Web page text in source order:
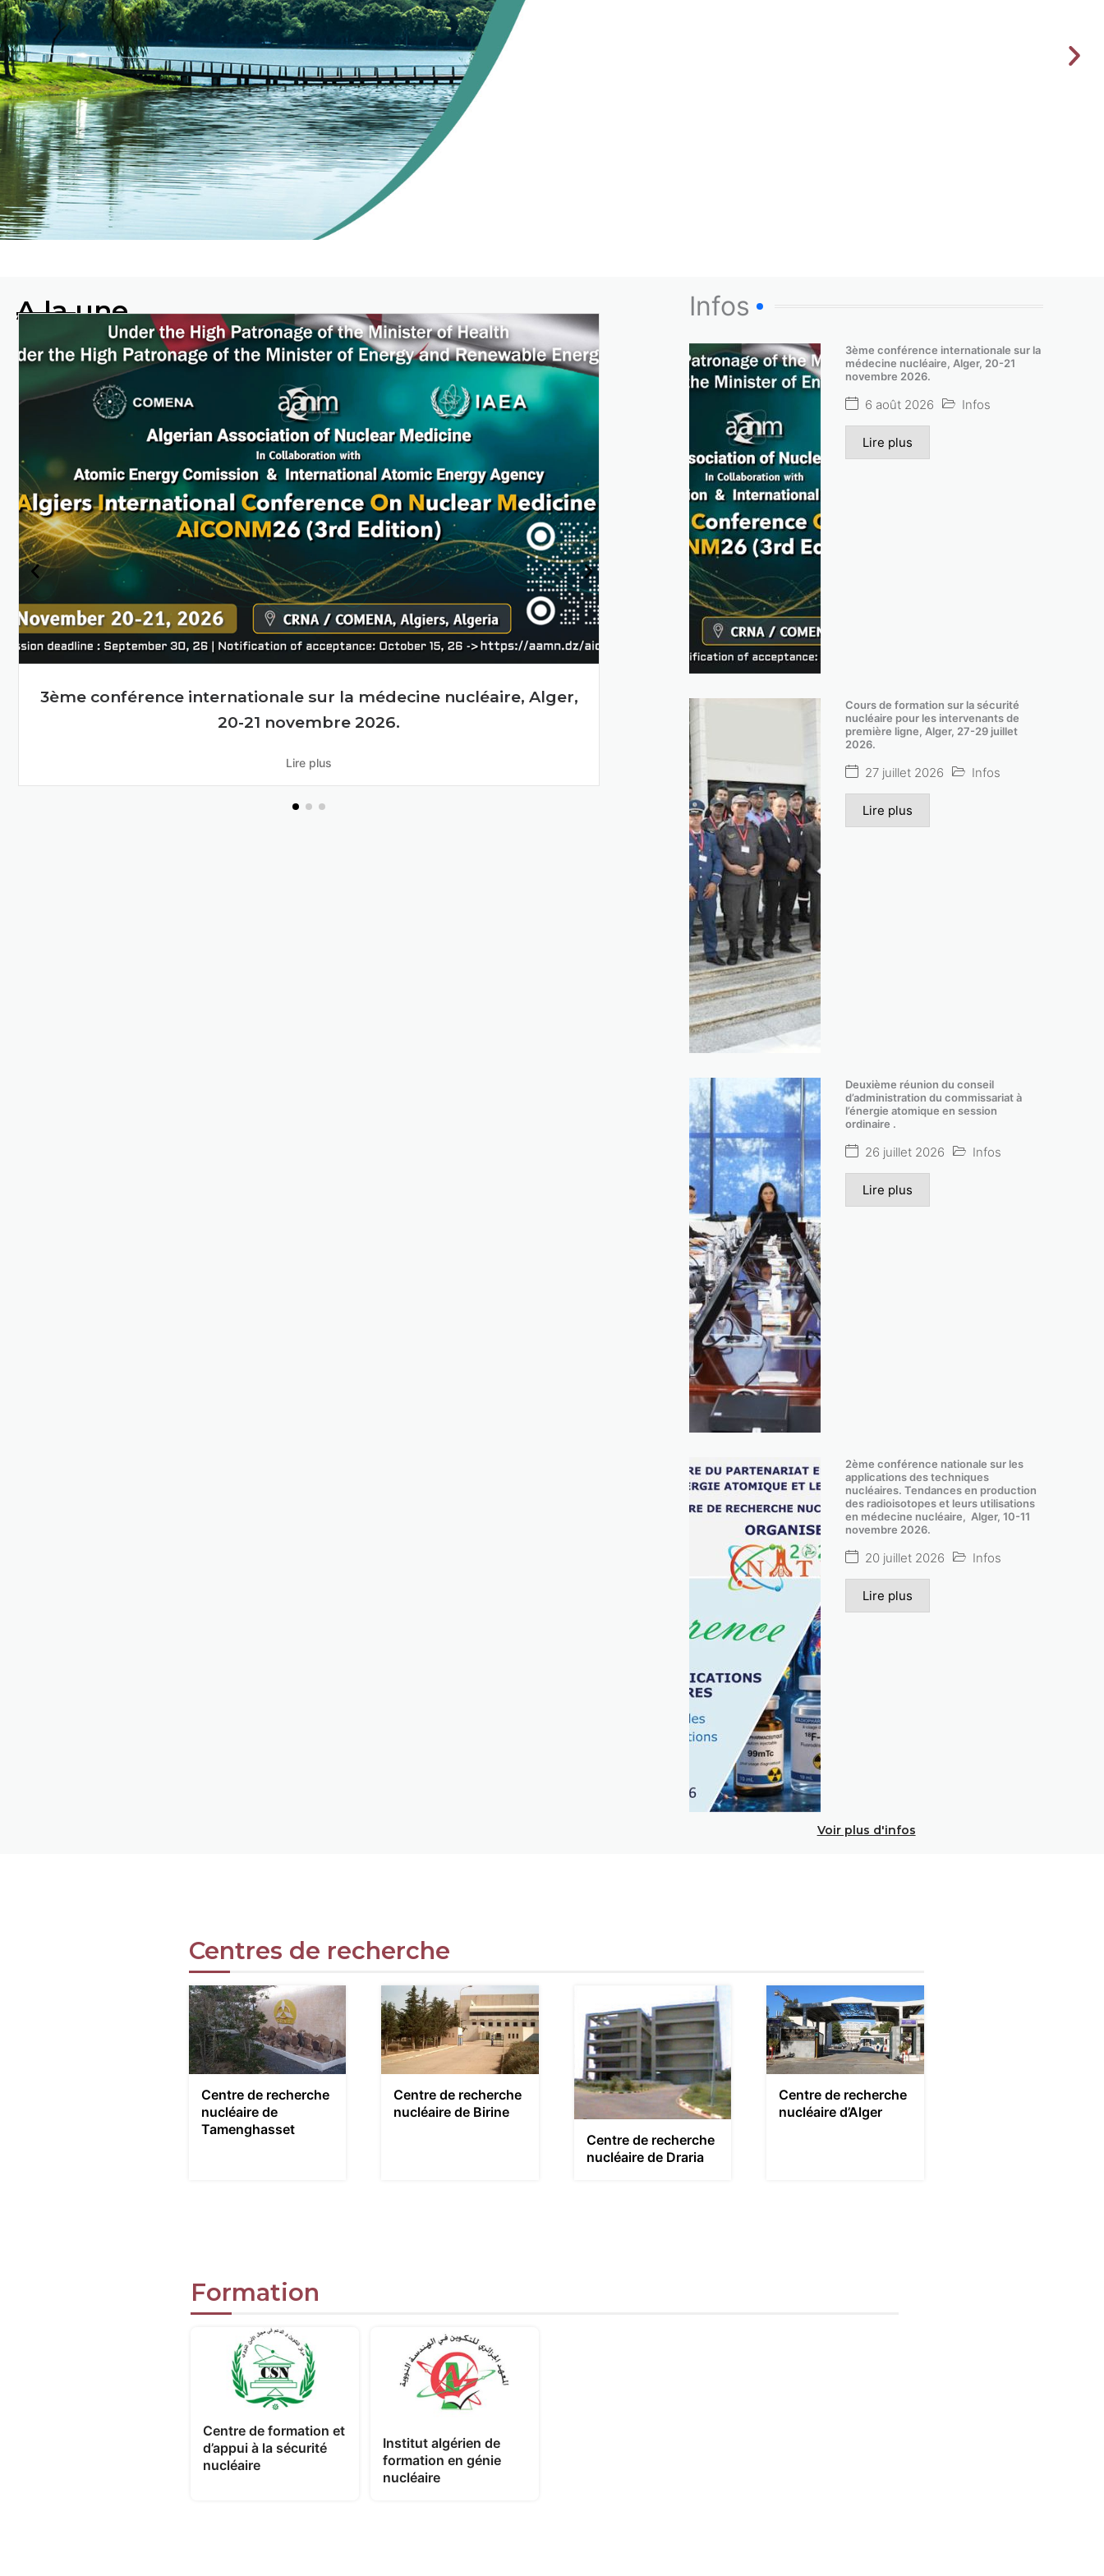
ENVIRONNEMENT
Protéger
l'environnement en
et à la technologie
nucléaires
En savoir plus
A la une
pour les intervenants
Deuxième réunion du conseil d’administration du commissariat à
l’énergie atomique en session ordinaire .
3ème conférence
Infos
3ème conférence internationale sur la
médecine nucléaire, Alger, 20-21
novembre 2026.
6 août 2026 Infos
Lire plus
Cours de formation sur la sécurité
nucléaire pour les intervenants de
première ligne, Alger, 27-29 juillet
2026.
27 juillet 2026 Infos
Lire plus
Deuxième réunion du conseil
d’administration du commissariat à
l’énergie atomique en session
ordinaire .
26 juillet 2026 Infos
Lire plus
2ème conférence nationale sur les
applications des techniques
nucléaires. Tendances en production
des radioisotopes et leurs utilisations
en médecine nucléaire, Alger, 10-11
novembre 2026.
20 juillet 2026 Infos
Lire plus
Voir plus d'infos
Centres de recherche
Centre de recherche
nucléaire de
Tamenghasset
Centre de recherche
nucléaire de Birine
Centre de recherche
nucléaire de Draria
Centre de recherche
nucléaire d’Alger
Formation
Centre de formation et
d’appui à la sécurité
nucléaire
Institut algérien de
formation en génie
nucléaire